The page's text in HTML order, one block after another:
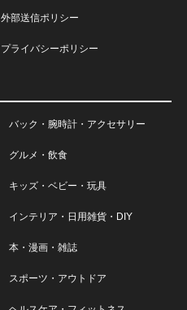
外部送信ポリシー
プライバシーポリシー
バック・腕時計・アクセサリー
グルメ・飲食
キッズ・ベビー・玩具
インテリア・日用雑貨・DIY
本・漫画・雑誌
スポーツ・アウトドア